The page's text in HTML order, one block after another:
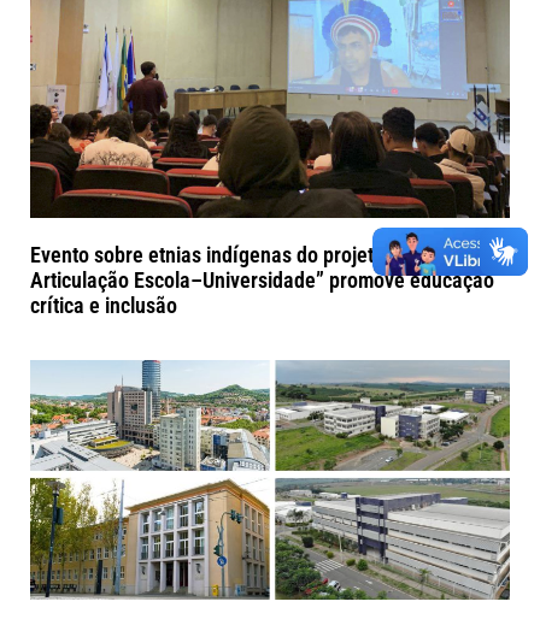
Evento sobre etnias indígenas do projeto “Alfenas na
Articulação Escola–Universidade” promove educação
crítica e inclusão